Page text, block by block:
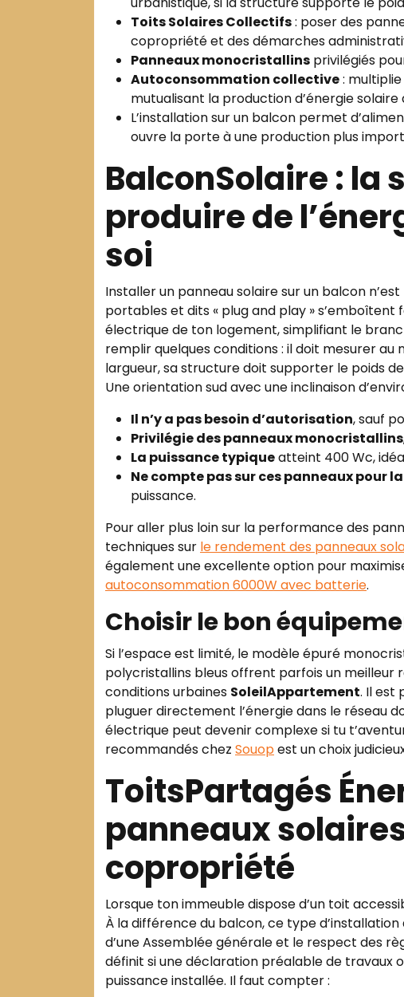
Toits Solaires Collectifs: poser des
copropriété et des démarches
Panneaux monocristallins privilégiés
Autoconsommation collective:
mutualisant la production d’énergie solaire
L’installation sur un balcon permet
ouvre la porte à une production plus
BalconSolaire : la
produire de
soi
Installer un panneau solaire sur un balcon
portables et dits « plug and play »
électrique de ton logement, simplifiant le
remplir quelques conditions : il doit mesurer
largueur, sa structure doit supporter le poids
Une orientation sud avec une inclinaison
Il n’y a pas besoin d’autorisation, sauf
Privilégie des panneaux monocristallins
La puissance typiqueatteint 400 Wc,
Ne compte pas sur ces panneaux pour
puissance.
Pour aller plus loin sur la performance des
techniques sur le rendement des panneaux
également une excellente option pour
autoconsommation 6000W avec batterie.
Choisir le bon
Si l’espace est limité, le modèle épuré
polycristallins bleus offrent parfois un
conditions urbaines SoleilAppartement. Il est
pluguer directement l’énergie dans le réseau
électrique peut devenir complexe si tu
recommandés chez Souopest un choix
ToitsPartagés
panneaux
copropriété
Lorsque ton immeuble dispose d’un toit
À la différence du balcon, ce type
d’une Assemblée générale et le respect des
définit si une déclaration préalable de travaux
puissance installée. Il faut compter :